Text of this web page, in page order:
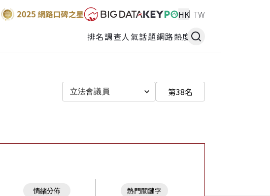
HK TW
排名調查人氣話題網路熱度
立法會議員 第38名
情緒分佈 熱門關鍵字